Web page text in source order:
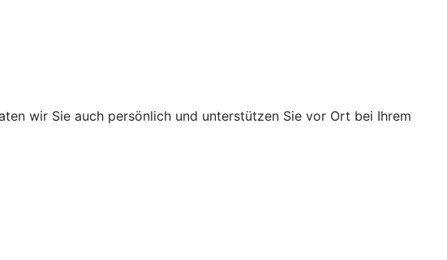
wir Sie auch persönlich und unterstützen Sie vor Ort bei Ihrem